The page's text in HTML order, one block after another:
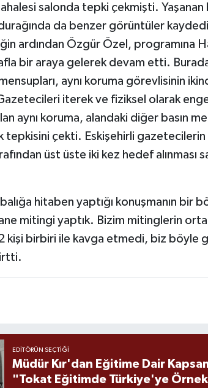
salonda tepki çekmişti. Yaşanan
da benzer görüntüler
ardından Özgür Özel, programına
bir araya gelerek devam etti.
aynı koruma görevlisinin
Gazetecileri iterek ve fiziksel olarak
aynı koruma, alandaki diğer basın
tepkisini çekti. Eskişehirli
üst üste iki kez hedef alınması
hitaben yaptığı konuşmanın bir
mitingi yaptık. Bizim mitinglerin
2 kişi birbiri ile kavga etmedi, biz böyle
EDITÖRÜN SEÇTIĞI
Müdür Kır'dan Eğitime Dair
"Tokat Eğitimde Türkiye'ye